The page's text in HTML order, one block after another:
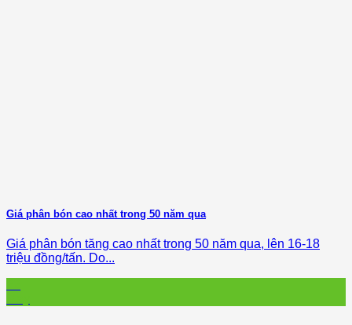
Giá phân bón cao nhất trong 50 năm qua
Giá phân bón tăng cao nhất trong 50 năm qua, lên 16-18
triệu đồng/tấn. Do...